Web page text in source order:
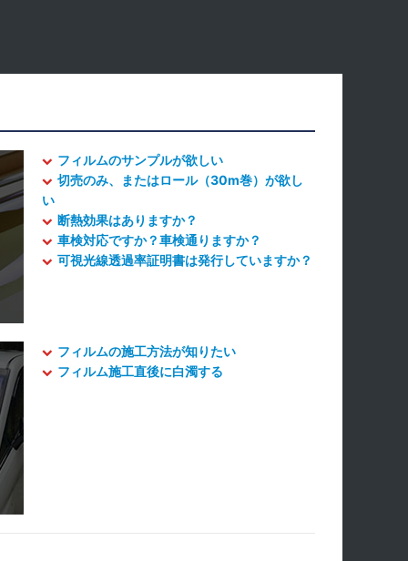
フィルムのサンプルが欲しい
切売のみ、またはロール（30m巻）が欲し
い
断熱効果はありますか？
車検対応ですか？車検通りますか？
可視光線透過率証明書は発行していますか？
フィルムの施工方法が知りたい
フィルム施工直後に白濁する